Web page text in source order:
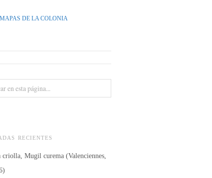
MAPAS DE LA COLONIA
RECIENTES
criolla, Mugil curema (Valenciennes,